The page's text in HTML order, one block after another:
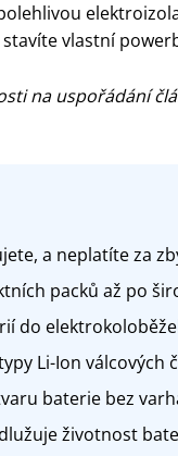
vlastní
na uspořádání
a neplatíte za
packů až po
do
Li-Ion válcových
baterie bez
životnost